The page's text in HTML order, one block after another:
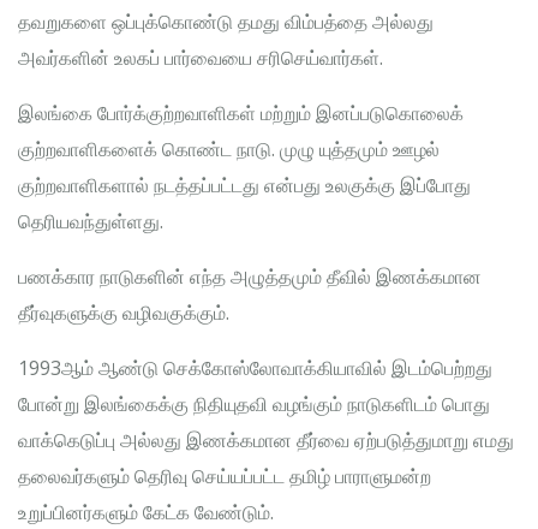
தவறுகளை ஒப்புக்கொண்டு தமது விம்பத்தை அல்லது
அவர்களின் உலகப் பார்வையை சரிசெய்வார்கள்.
இலங்கை போர்க்குற்றவாளிகள் மற்றும் இனப்படுகொலைக்
குற்றவாளிகளைக் கொண்ட நாடு. முழு யுத்தமும் ஊழல்
குற்றவாளிகளால் நடத்தப்பட்டது என்பது உலகுக்கு இப்போது
தெரியவந்துள்ளது.
பணக்கார நாடுகளின் எந்த அழுத்தமும் தீவில் இணக்கமான
தீர்வுகளுக்கு வழிவகுக்கும்.
1993ஆம் ஆண்டு செக்கோஸ்லோவாக்கியாவில் இடம்பெற்றது
போன்று இலங்கைக்கு நிதியுதவி வழங்கும் நாடுகளிடம் பொது
வாக்கெடுப்பு அல்லது இணக்கமான தீர்வை ஏற்படுத்துமாறு எமது
தலைவர்களும் தெரிவு செய்யப்பட்ட தமிழ் பாராளுமன்ற
உறுப்பினர்களும் கேட்க வேண்டும்.